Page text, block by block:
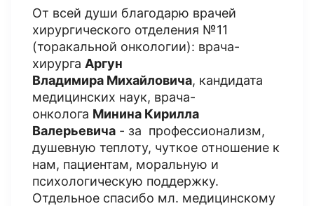
От всей души благодарю врачей
хирургического отделения №11
(торакальной онкологии): врача-
хирурга Аргун
Владимира Михайловича, кандидата
медицинских наук, врача-
онколога Минина Кирилла
Валерьевича - за профессионализм,
душевную теплоту, чуткое отношение к
нам, пациентам, моральную и
психологическую поддержку.
Отдельное спасибо мл. медицинскому